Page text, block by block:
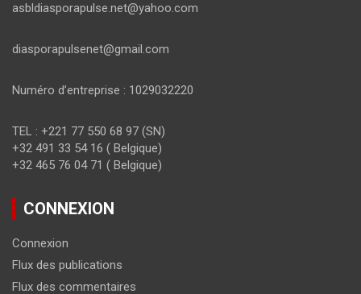
asbldiasporapulse.net@yahoo.com
diasporapulsenet@gmail.com
Numéro d’entreprise : 1029032220
TEL : +221 77 550 68 97 (SN)
+32 491 33 54 16 ( Belgique)
+32 465 76 04 71 ( Belgique)
CONNEXION
Connexion
Flux des publications
Flux des commentaires